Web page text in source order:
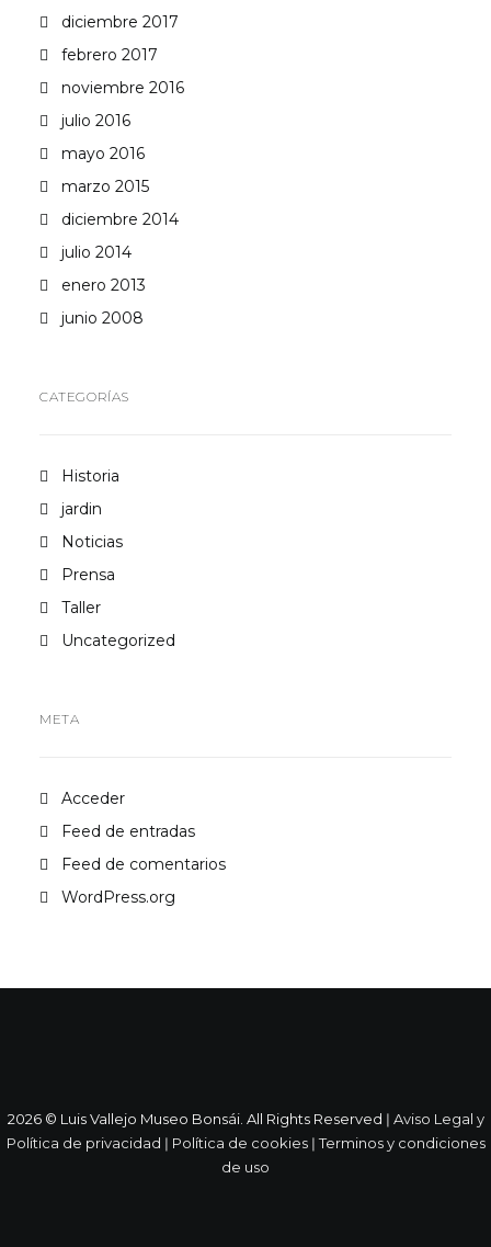
diciembre 2017
febrero 2017
noviembre 2016
julio 2016
mayo 2016
marzo 2015
diciembre 2014
julio 2014
enero 2013
junio 2008
CATEGORÍAS
Historia
jardin
Noticias
Prensa
Taller
Uncategorized
META
Acceder
Feed de entradas
Feed de comentarios
WordPress.org
2026 © Luis Vallejo Museo Bonsái. All Rights Reserved ǀ Aviso Legal y
Política de privacidad ǀ Política de cookiesǀTerminos y condiciones
de uso